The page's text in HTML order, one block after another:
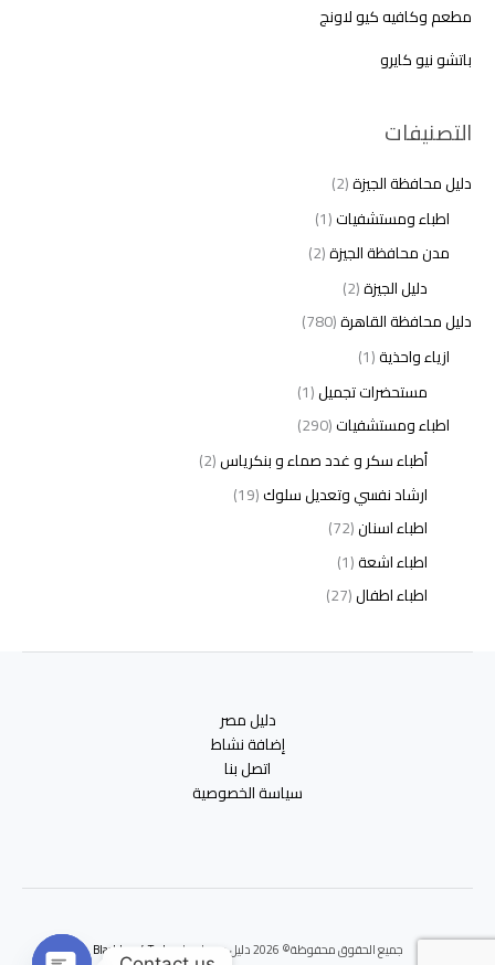
مطعم وكافيه كيو لاونج
باتشو نيو كايرو
التصنيفات
دليل محافظة الجيزة(2)
اطباء ومستشفيات(1)
مدن محافظة الجيزة(2)
دليل الجيزة(2)
دليل محافظة القاهرة(780)
ازياء واحذية(1)
مستحضرات تجميل(1)
اطباء ومستشفيات(290)
أطباء سكر و غدد صماء و بنكرياس(2)
ارشاد نفسي وتعديل سلوك(19)
اطباء اسنان(72)
اطباء اشعة(1)
اطباء اطفال(27)
اطباء امراض الذكورة(1)
اطباء انف واذن وحنجرة(4)
اطباء اورام وعلاج كيميائى
دليل مصر
إضافة نشاط
اتصل بنا
سياسة الخصوصية
جميع الحقوق محفوظة© 2026 دليل مصر | برعايه Blackbox 4 Tech